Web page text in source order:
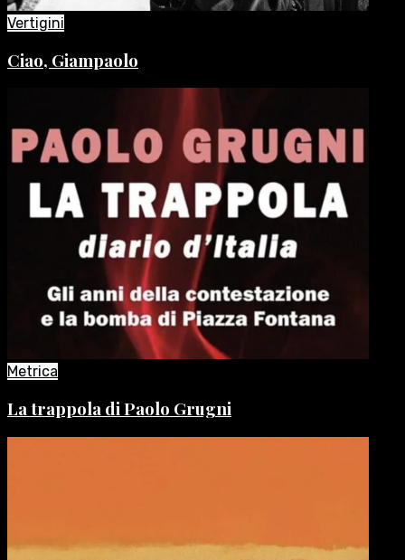
Vertigini
Ciao, Giampaolo
Metrica
La trappola di Paolo Grugni